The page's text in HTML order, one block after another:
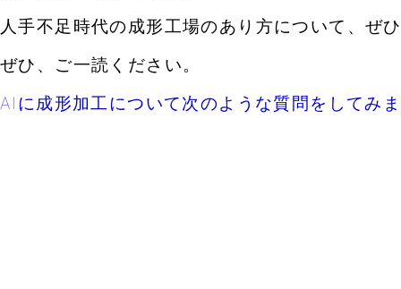
人手不足時代の成形工場のあり方について、ぜ
ぜひ、ご一読ください。
AIに成形加工について次のような質問をしてみ